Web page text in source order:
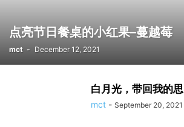
点亮节日餐桌的小红果–蔓越莓
mct - December 12, 2021
白月光，带回我的
mct - September 20, 2021